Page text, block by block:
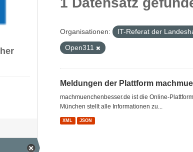
Organisationen: IT-Referat der
Open311
Meldungen der Plattform
machmuenchenbesser.de ist die Online-
München stellt alle Informationen zu...
XML JSON